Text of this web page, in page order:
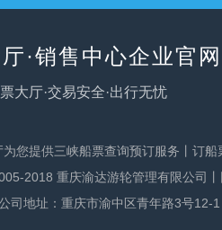
·销售中心企业官网
大厅·交易安全·出行无忧
您提供三峡船票查询预订服务丨订
2018 重庆渝达游轮管理有限公司丨
司地址：重庆市渝中区青年路3号12-1